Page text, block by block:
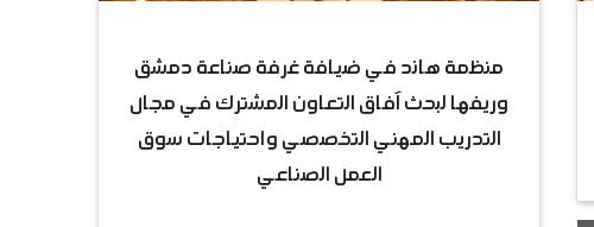
منظمة هاند في ضيافة غرفة صناعة دمشق
وريفها لبحث آفاق التعاون المشترك في مجال
التدريب المهني التخصصي واحتياجات سوق
العمل الصناعي